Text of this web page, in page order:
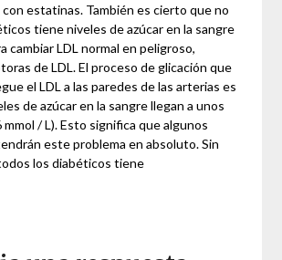
estatinas. También es cierto que no
tiene niveles de azúcar en la sangre
cambiar LDL normal en peligroso,
de LDL. El proceso de glicación que
el LDL a las paredes de las arterias es
de azúcar en la sangre llegan a unos
mmol / L). Esto significa que algunos
este problema en absoluto. Sin
los diabéticos tiene